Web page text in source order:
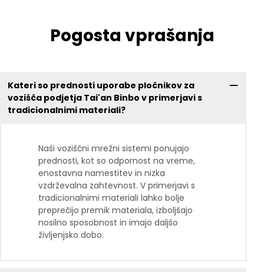
Pogosta vprašanja
Kateri so prednosti uporabe pločnikov za
vozišča podjetja Tai'an Binbo v primerjavi s
tradicionalnimi materiali?
Naši voziščni mrežni sistemi ponujajo
prednosti, kot so odpornost na vreme,
enostavna namestitev in nizka
vzdrževalna zahtevnost. V primerjavi s
tradicionalnimi materiali lahko bolje
preprečijo premik materiala, izboljšajo
nosilno sposobnost in imajo daljšo
življenjsko dobo.